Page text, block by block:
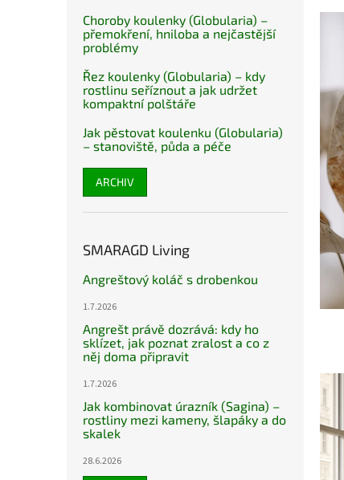
Choroby koulenky (Globularia) –
přemokření, hniloba a nejčastější
problémy
Řez koulenky (Globularia) – kdy
rostlinu seříznout a jak udržet
kompaktní polštáře
Jak pěstovat koulenku (Globularia)
– stanoviště, půda a péče
ARCHIV
SMARAGD Living
Angreštový koláč s drobenkou
1.7.2026
Angrešt právě dozrává: kdy ho
sklízet, jak poznat zralost a co z
něj doma připravit
1.7.2026
Jak kombinovat úrazník (Sagina) –
rostliny mezi kameny, šlapáky a do
skalek
28.6.2026